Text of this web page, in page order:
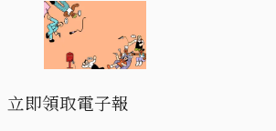
立即領取電子報